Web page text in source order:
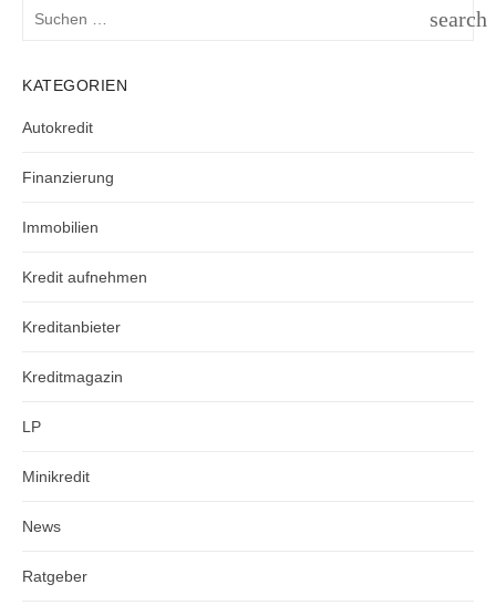
search
KATEGORIEN
Autokredit
Finanzierung
Immobilien
Kredit aufnehmen
Kreditanbieter
Kreditmagazin
LP
Minikredit
News
Ratgeber